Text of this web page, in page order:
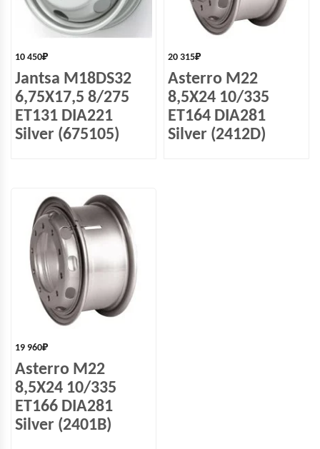
10 450₽
Jantsa M18DS32
6,75X17,5 8/275
ET131 DIA221
Silver (675105)
20 315₽
Asterro M22
8,5X24 10/335
ET164 DIA281
Silver (2412D)
19 960₽
Asterro M22
8,5X24 10/335
ET166 DIA281
Silver (2401B)